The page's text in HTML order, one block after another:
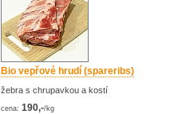
Bio vepřové hrudí (spareribs)
žebra s chrupavkou a kostí
cena: 190,-/kg